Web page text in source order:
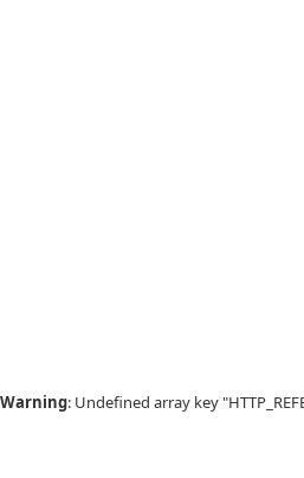
Warning: Undefined array key